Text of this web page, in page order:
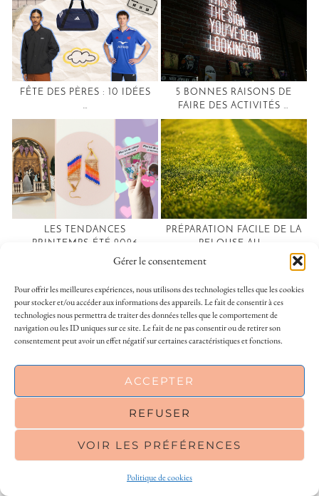
This site uses cookies to deliver its services
agree to its use of cookies. Learn more
OK
Gérer le consentement
Pour offrir les meilleures expériences, nous utilisons des technologies telles que les cookies
pour stocker et/ou accéder aux informations des appareils. Le fait de consentir à ces
technologies nous permettra de traiter des données telles que le comportement de
navigation ou les ID uniques sur ce site. Le fait de ne pas consentir ou de retirer son
consentement peut avoir un effet négatif sur certaines caractéristiques et fonctions.
ACCEPTER
REFUSER
VOIR LES PRÉFÉRENCES
Politique de cookies
FÊTE DES PÈRES : 10 IDÉES
…
5 BONNES RAISONS DE
FAIRE DES ACTIVITÉS …
LES TENDANCES
PRINTEMPS-ÉTÉ 2026
SELON ETSY : DÉ…
PRÉPARATION FACILE DE LA
PELOUSE AU …
SAINT VALENTIN
ARTICLE PRÉCÉDENT
A BETTER ME 2020 :
SEMAINE 3
ARTICLE SUIVANT
DELICACY, FAST GOOD À LA
ROCHELLE
6 COMMENTAIRES
Ça fait des années que je ne fête plus la saint Valentin mais ça fait du